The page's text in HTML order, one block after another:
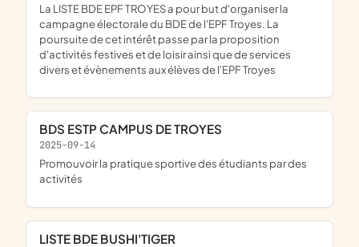
La LISTE BDE EPF TROYES a pour but d'organiser la
campagne électorale du BDE de l'EPF Troyes. La
poursuite de cet intérêt passe par la proposition
d'activités festives et de loisir ainsi que de services
divers et évènements aux élèves de l'EPF Troyes
BDS ESTP CAMPUS DE TROYES
2025-09-14
promouvoir la pratique sportive des étudiants par des
activités
LISTE BDE BUSHI'TIGER